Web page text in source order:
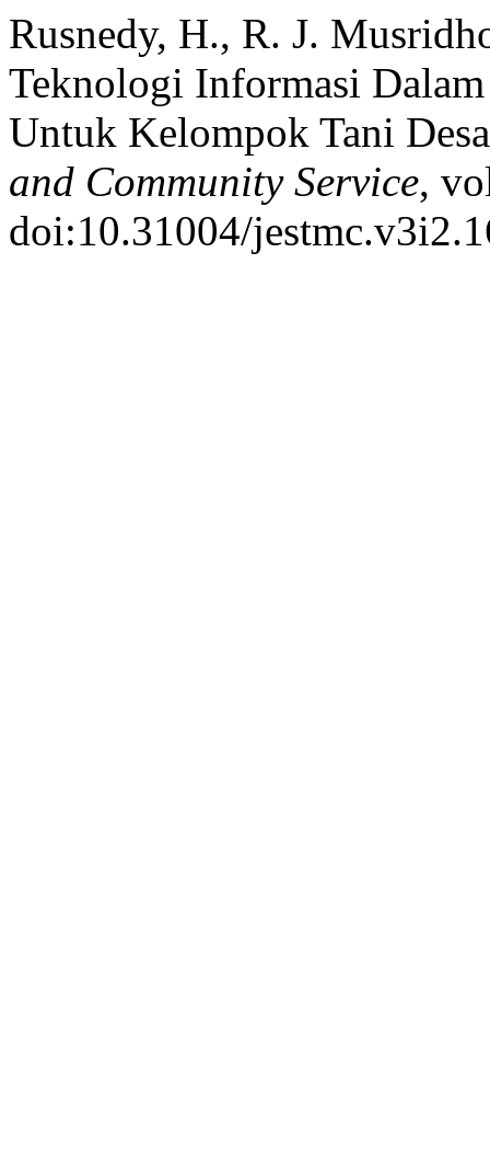
Rusnedy, H., R. J.
Teknologi Informasi
Untuk Kelompok Tani
and Community Service,
doi:10.31004/